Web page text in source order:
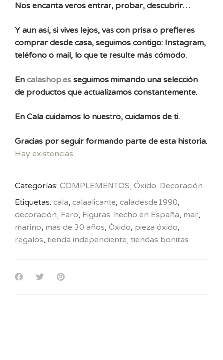
Nos encanta veros entrar, probar, descubrir…
Y aun así, si vives lejos, vas con prisa o prefieres
comprar desde casa, seguimos contigo: Instagram,
teléfono o mail, lo que te resulte más cómodo.
En calashop.es seguimos mimando una selección
de productos que actualizamos constantemente.
En Cala cuidamos lo nuestro, cuidamos de ti.
Gracias por seguir formando parte de esta historia.
Hay existencias
Categorías: COMPLEMENTOS, Óxido. Decoración
Etiquetas: cala, calaalicante, caladesde1990,
decoración, Faro, Figuras, hecho en España, mar,
marino, mas de 30 años, Óxido, pieza óxido,
regalos, tienda independiente, tiendas bonitas